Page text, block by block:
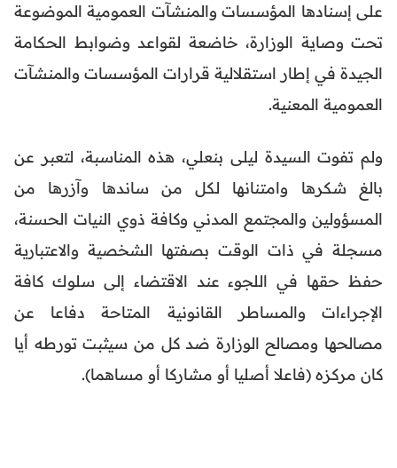
على إسنادها المؤسسات والمنشآت العمومية الموضوعة
تحت وصاية الوزارة، خاضعة لقواعد وضوابط الحكامة
الجيدة في إطار استقلالية قرارات المؤسسات والمنشآت
العمومية المعنية.
ولم تفوت السيدة ليلى بنعلي، هذه المناسبة، لتعبر عن
بالغ شكرها وامتنانها لكل من ساندها وآزرها من
المسؤولين والمجتمع المدني وكافة ذوي النيات الحسنة،
مسجلة في ذات الوقت بصفتها الشخصية والاعتبارية
حفظ حقها في اللجوء عند الاقتضاء إلى سلوك كافة
الإجراءات والمساطر القانونية المتاحة دفاعا عن
مصالحها ومصالح الوزارة ضد كل من سيثبت تورطه أيا
كان مركزه (فاعلا أصليا أو مشاركا أو مساهما).